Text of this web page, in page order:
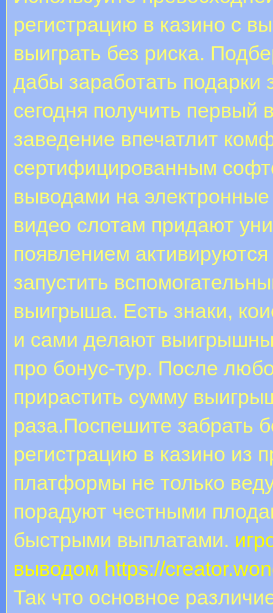
регистрацию в казино с
выиграть без риска.
дабы заработать
сегодня получить
заведение впечатлит
сертифицированным
выводами на
видео слотам придают
появлением
запустить
выигрыша. Есть знаки,
и сами делают
про бонус-тур. После
прирастить сумму
раза.Поспешите забрать
регистрацию в казино из
платформы не только
порадуют честными
быстрыми выплатами.
выводом https://
Так что основное